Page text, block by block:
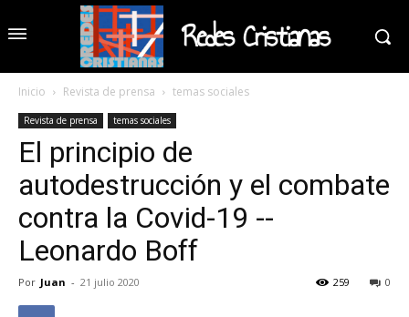
Redes Cristianas
Inicio Revista de prensa temas sociales
Revista de prensa temas sociales
El principio de
autodestrucción y el combate
contra la Covid-19 --
Leonardo Boff
Por Juan - 21 julio 2020 0
259